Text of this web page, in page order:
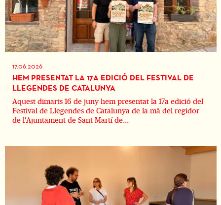
17.06.2026
HEM PRESENTAT LA 17A EDICIÓ DEL FESTIVAL DE
LLEGENDES DE CATALUNYA
Aquest dimarts 16 de juny hem presentat la 17a edició del
Festival de Llegendes de Catalunya de la mà del regidor
de l'Ajuntament de Sant Martí de...